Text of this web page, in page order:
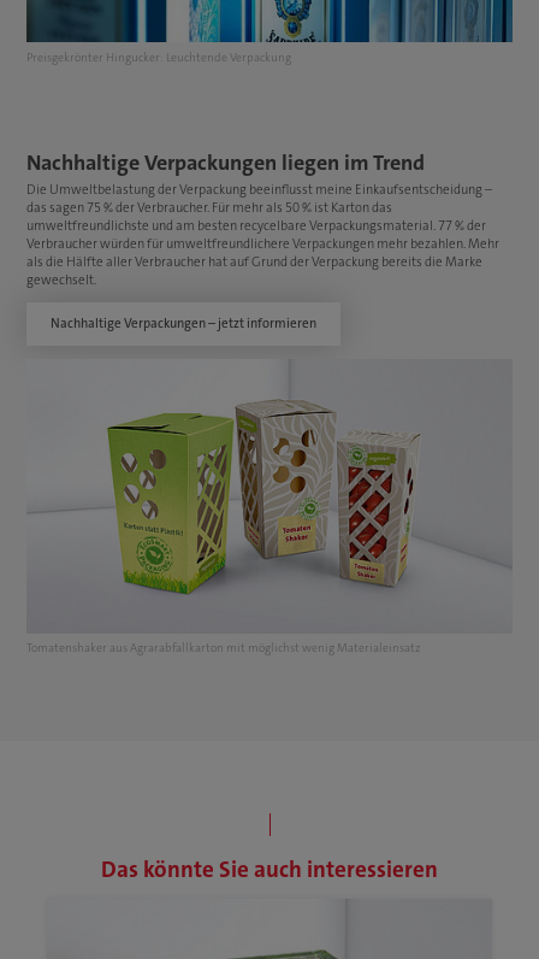
Preisgekrönter Hingucker: Leuchtende Verpackung
Nachhaltige Verpackungen liegen im Trend
Die Umweltbelastung der Verpackung beeinflusst meine Einkaufsentscheidung –
das sagen 75 % der Verbraucher. Für mehr als 50 % ist Karton das
umweltfreundlichste und am besten recycelbare Verpackungsmaterial. 77 % der
Verbraucher würden für umweltfreundlichere Verpackungen mehr bezahlen. Mehr
als die Hälfte aller Verbraucher hat auf Grund der Verpackung bereits die Marke
gewechselt.
Nachhaltige Verpackungen – jetzt informieren
Tomatenshaker aus Agrarabfallkarton mit möglichst wenig Materialeinsatz
Das könnte Sie auch interessieren